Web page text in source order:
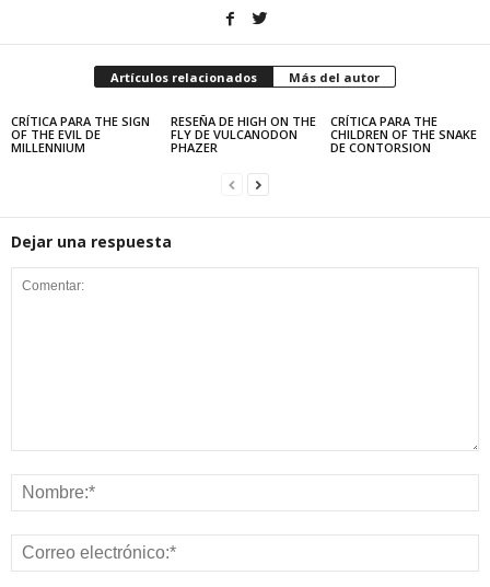
Artículos relacionados Más del autor
CRÍTICA PARA THE SIGN
OF THE EVIL DE
MILLENNIUM
RESEÑA DE HIGH ON THE
FLY DE VULCANODON
PHAZER
CRÍTICA PARA THE
CHILDREN OF THE SNAKE
DE CONTORSION
Dejar una respuesta